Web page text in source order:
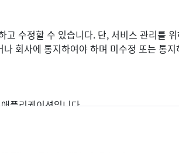
수정할 수 있습니다. 단, 서비스 관리를
회사에 통지하여야 하며 미수정 또는 통
플리케이션입니다.